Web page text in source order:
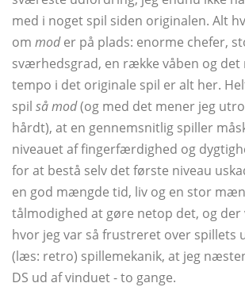
med i noget spil siden originalen. Alt
om moder på plads: enorme chefer,
sværhedsgrad, en række våben og det
tempo i det originale spil er alt her.
spil såmod(og med det mener jeg
hårdt), at en gennemsnitlig spiller
niveauet af fingerfærdighed og
for at bestå selv det første niveau
en god mængde tid, liv og en stor
tålmodighed at gøre netop det, og
hvor jeg var så frustreret over spillets
(læs: retro) spillemekanik, at jeg
DS ud af vinduet - to gange.